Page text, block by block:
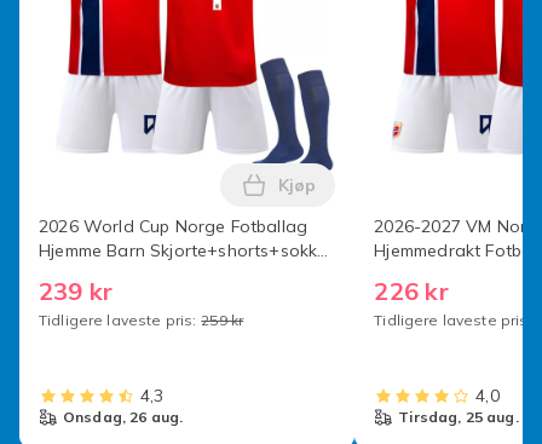
Artikkelhøyde: 14 cm
2026 World Cup Norge Fotballag
Hjemme Barn Skjorte+shorts+sokker
239 kr
Tidligere laveste pris: 259 kr
Legg 2026 World Cup Norge
Kjøp
4,3
onsdag, 26 aug.
2026-2027 VM
Hjemmedrakt
130cm) Nr.9
22
226 kr
Tidligere laveste pris:
4,0
tirsdag, 25 aug.